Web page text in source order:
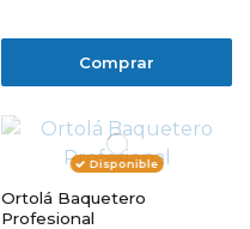
Comprar
Disponible
Ortolá Baquetero
Profesional